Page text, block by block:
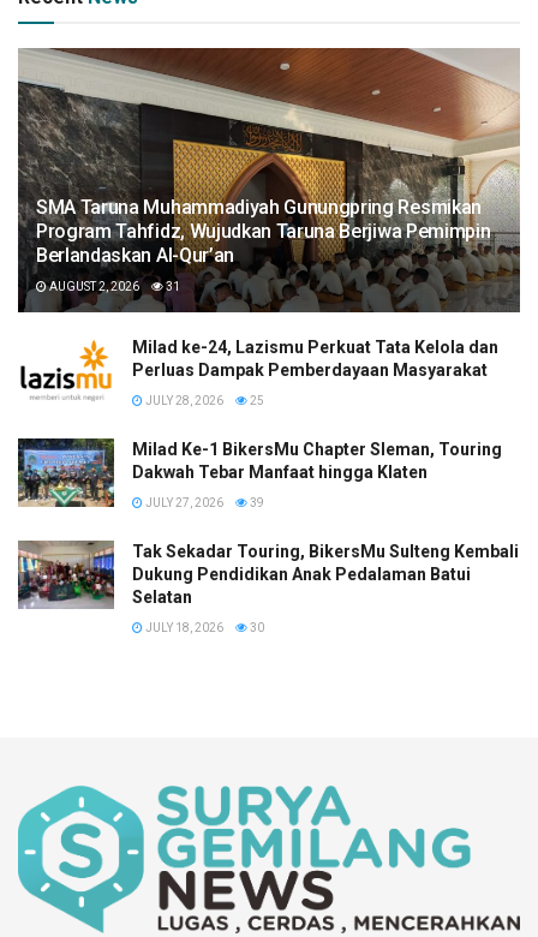
SMA Taruna Muhammadiyah Gunungpring Resmikan
Program Tahfidz, Wujudkan Taruna Berjiwa Pemimpin
Berlandaskan Al-Qur’an
AUGUST 2, 2026 31
Milad ke-24, Lazismu Perkuat Tata Kelola dan
Perluas Dampak Pemberdayaan Masyarakat
JULY 28, 2026 25
Milad Ke-1 BikersMu Chapter Sleman, Touring
Dakwah Tebar Manfaat hingga Klaten
JULY 27, 2026 39
Tak Sekadar Touring, BikersMu Sulteng Kembali
Dukung Pendidikan Anak Pedalaman Batui
Selatan
JULY 18, 2026 30